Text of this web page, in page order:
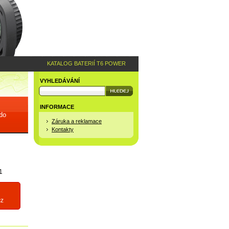
VYHLEDÁVÁNÍ
INFORMACE
Záruka a reklamace
Kontakty
KATALOG BATERIÍ T6 POWER